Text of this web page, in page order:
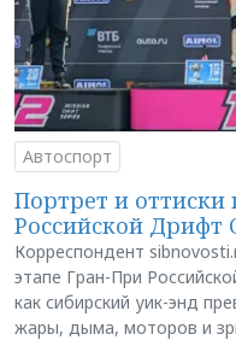
Автоспорт
Портрет и оттиски
Российской Дрифт
Корреспондент
этапе Гран-При
как сибирский уик-энд
жары, дыма, моторов и